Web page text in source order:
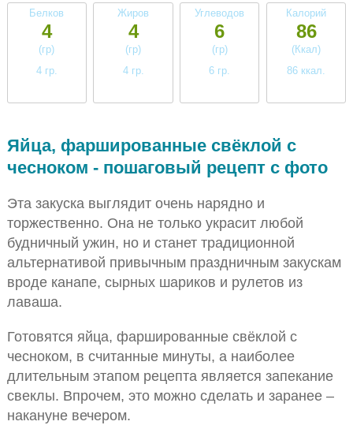
Белков
4
(гр)
4 гр.
Жиров
4
(гр)
4 гр.
Углеводов
6
(гр)
6 гр.
Калорий
86
(Ккал)
86 ккал.
Яйца, фаршированные свёклой с
чесноком - пошаговый рецепт с фото
Эта закуска выглядит очень нарядно и
торжественно. Она не только украсит любой
будничный ужин, но и станет традиционной
альтернативой привычным праздничным закускам
вроде канапе, сырных шариков и рулетов из
лаваша.
Готовятся яйца, фаршированные свёклой с
чесноком, в считанные минуты, а наиболее
длительным этапом рецепта является запекание
свеклы. Впрочем, это можно сделать и заранее –
накануне вечером.